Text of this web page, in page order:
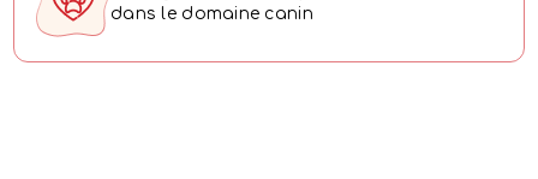
dans le domaine canin